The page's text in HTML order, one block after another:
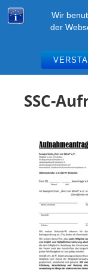
Wir
der
Zum
Inhalt
Kampfsport ITF-
"Hart am Wind"
SSC-